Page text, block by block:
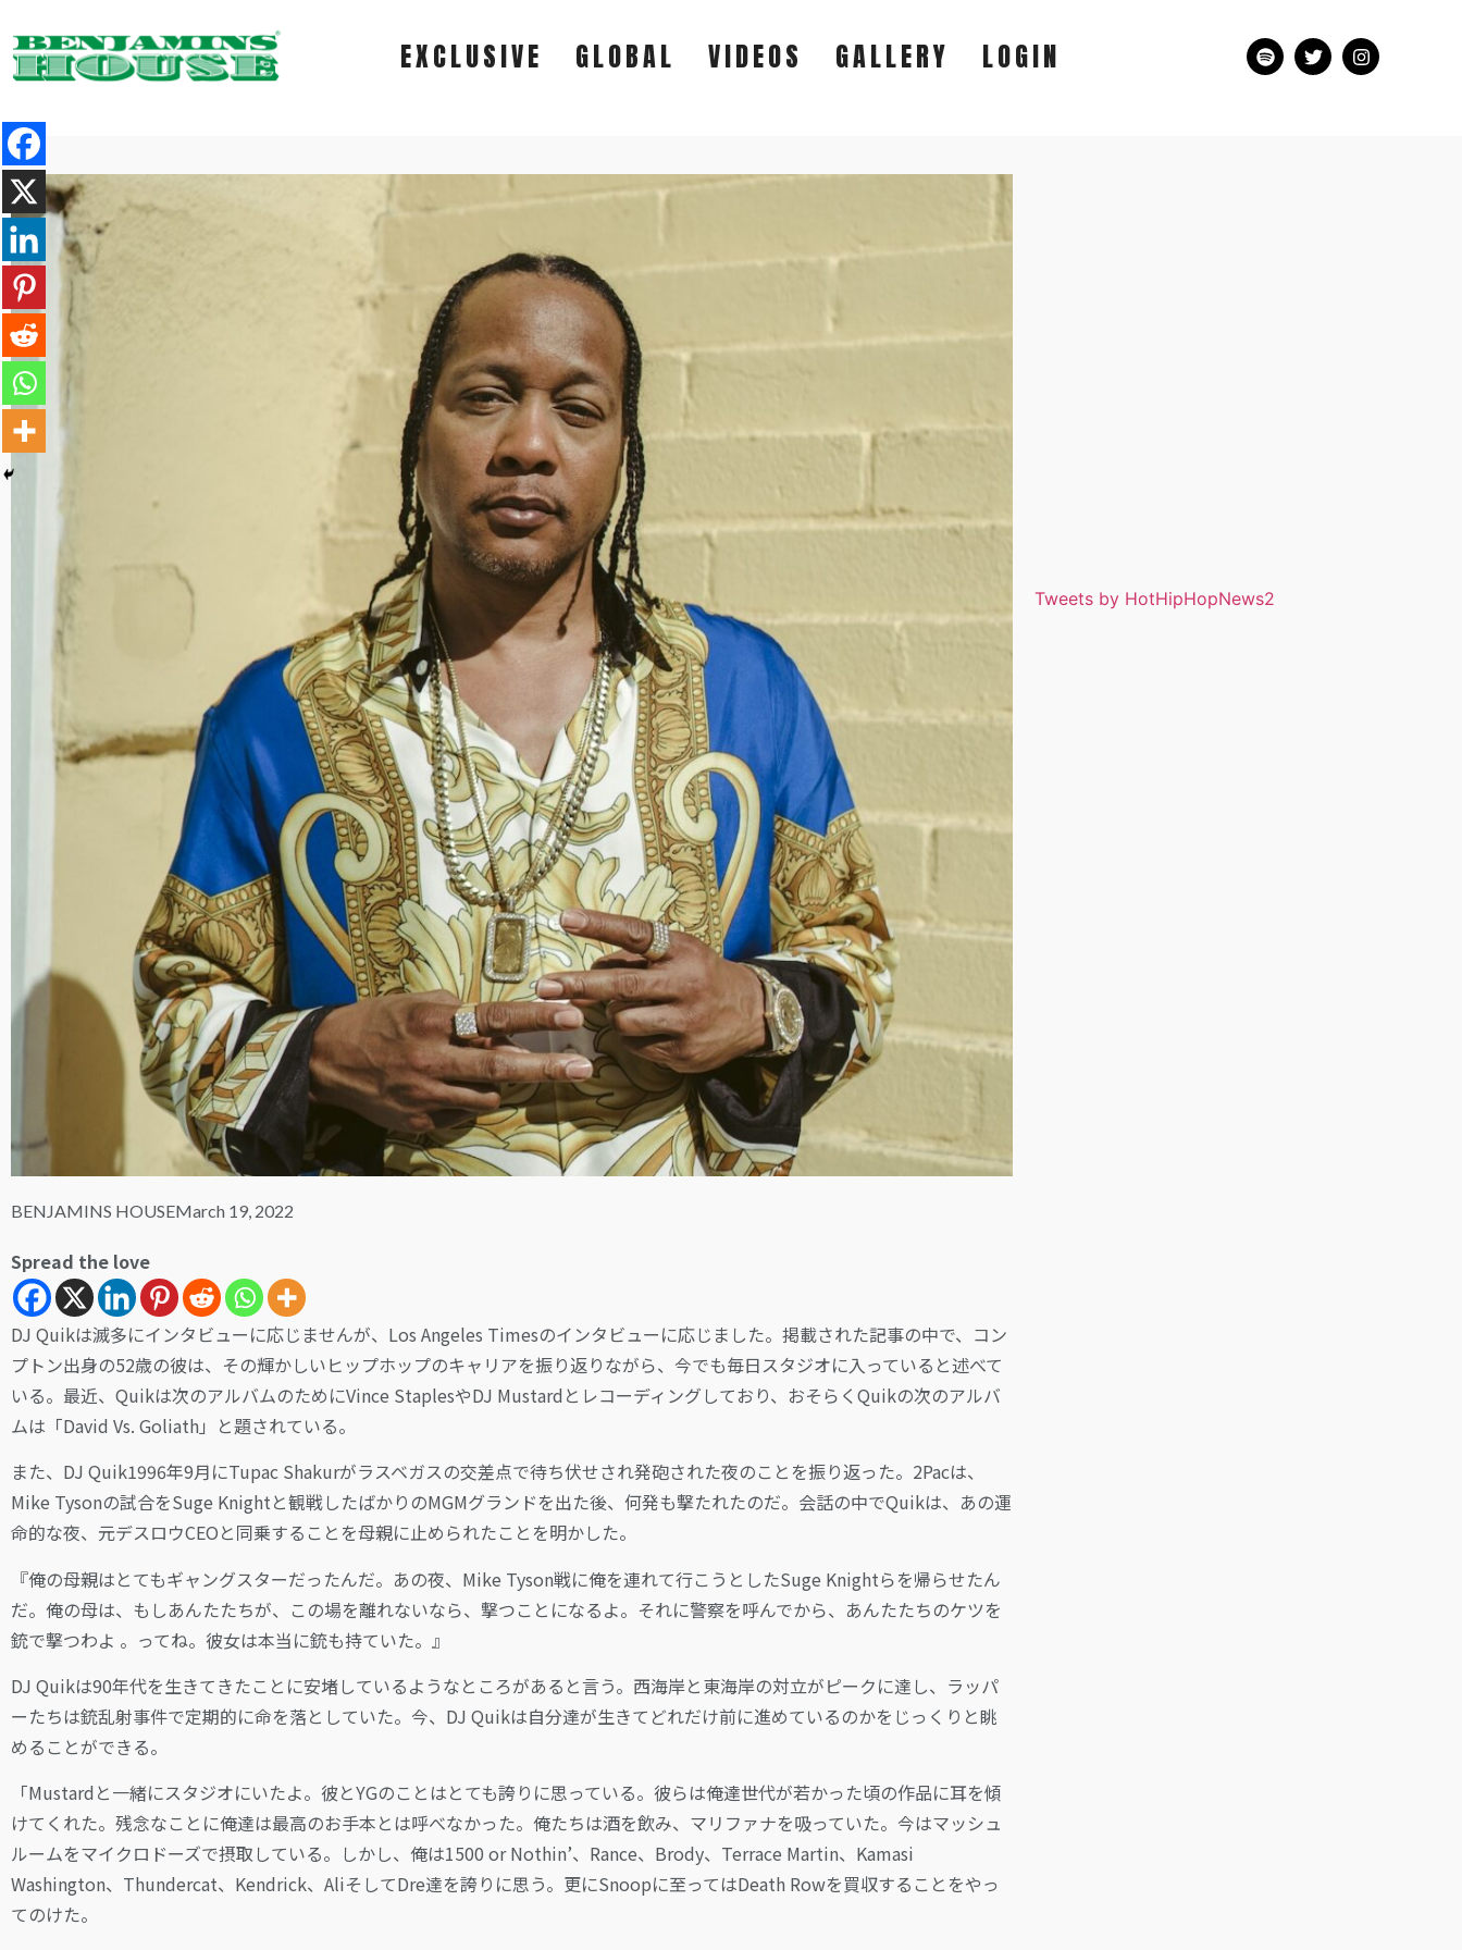
EXCLUSIVE GLOBAL VIDEOS GALLERY LOGIN
EXCLUSIVE
GALLERY
BENJAMINS HOUSEMarch 19, 2022
Spread the love
DJ Quikは滅多にインタビューに応じませんが、Los Angeles Timesのインタビューに応じました。掲載された記事の中で、コン
プトン出身の52歳の彼は、その輝かしいヒップホップのキャリアを振り返りながら、今でも毎日スタジオに入っていると述べて
いる。最近、Quikは次のアルバムのためにVince StaplesやDJ Mustardとレコーディングしており、おそらくQuikの次のアルバ
ムは「David Vs. Goliath」と題されている。
また、DJ Quik1996年9月にTupac Shakurがラスベガスの交差点で待ち伏せされ発砲された夜のことを振り返った。2Pacは、
Mike Tysonの試合をSuge Knightと観戦したばかりのMGMグランドを出た後、何発も撃たれたのだ。会話の中でQuikは、あの運
命的な夜、元デスロウCEOと同乗することを母親に止められたことを明かした。
『俺の母親はとてもギャングスターだったんだ。あの夜、Mike Tyson戦に俺を連れて行こうとしたSuge Knightらを帰らせたん
だ。俺の母は、もしあんたたちが、この場を離れないなら、撃つことになるよ。それに警察を呼んでから、あんたたちのケツを
銃で撃つわよ 。ってね。彼女は本当に銃も持ていた。』
DJ Quikは90年代を生きてきたことに安堵しているようなところがあると言う。西海岸と東海岸の対立がピークに達し、ラッパ
ーたちは銃乱射事件で定期的に命を落としていた。今、DJ Quikは自分達が生きてどれだけ前に進めているのかをじっくりと眺
めることができる。
「Mustardと一緒にスタジオにいたよ。彼とYGのことはとても誇りに思っている。彼らは俺達世代が若かった頃の作品に耳を傾
けてくれた。残念なことに俺達は最高のお手本とは呼べなかった。俺たちは酒を飲み、マリファナを吸っていた。今はマッシュ
ルームをマイクロドーズで摂取している。しかし、俺は1500 or Nothin’、Rance、Brody、Terrace Martin、Kamasi
Washington、Thundercat、Kendrick、AliそしてDre達を誇りに思う。更にSnoopに至ってはDeath Rowを買収することをやっ
てのけた。
Tweets by HotHipHopNews2